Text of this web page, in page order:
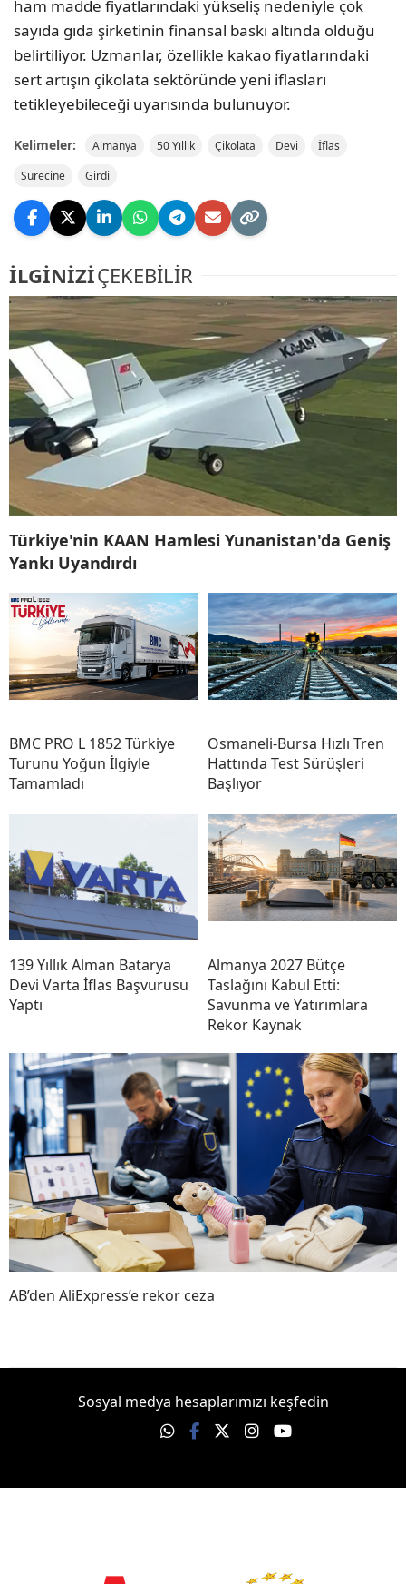
ham madde fiyatlarındaki yükseliş nedeniyle çok
sayıda gıda şirketinin finansal baskı altında olduğu
belirtiliyor. Uzmanlar, özellikle kakao fiyatlarındaki
sert artışın çikolata sektöründe yeni iflasları
tetikleyebileceği uyarısında bulunuyor.
Kelimeler: Almanya 50 Yıllık Çikolata Devi
İflas
Sürecine
Girdi
İLGİNİZİÇEKEBİLİR
Türkiye'nin KAAN Hamlesi Yunanistan'da Geniş
Yankı Uyandırdı
BMC PRO L 1852 Türkiye
Turunu Yoğun İlgiyle
Tamamladı
Osmaneli-Bursa Hızlı Tren
Hattında Test Sürüşleri
Başlıyor
139 Yıllık Alman Batarya
Devi Varta İflas Başvurusu
Yaptı
Almanya 2027 Bütçe
Taslağını Kabul Etti:
Savunma ve Yatırımlara
Rekor Kaynak
AB’den AliExpress’e rekor ceza
Sosyal medya hesaplarımızı keşfedin